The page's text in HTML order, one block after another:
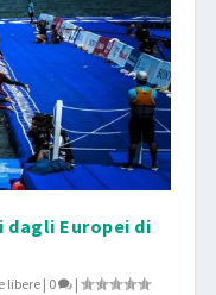
dagli Europei di
libere| 0 |